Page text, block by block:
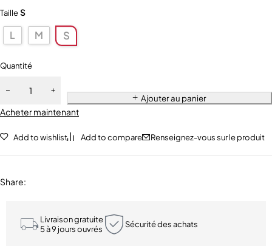
TailleS
L M S
Quantité
Ajouter au panier
Acheter maintenant
Add to wishlist Add to compare Renseignez-vous sur le produit
Share:
Livraison gratuite
5 à 9 jours ouvrés
Sécurité des achats